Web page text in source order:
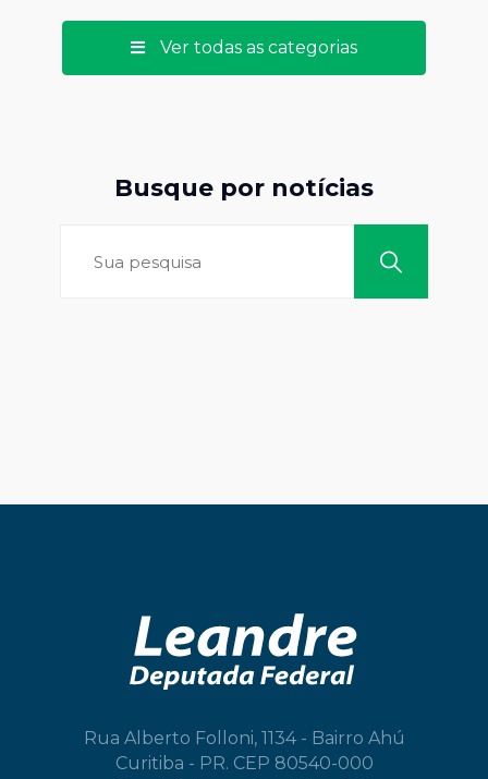
Ver todas as categorias
Busque por notícias
Rua Alberto Folloni, 1134 - Bairro Ahú
Curitiba - PR. CEP 80540-000